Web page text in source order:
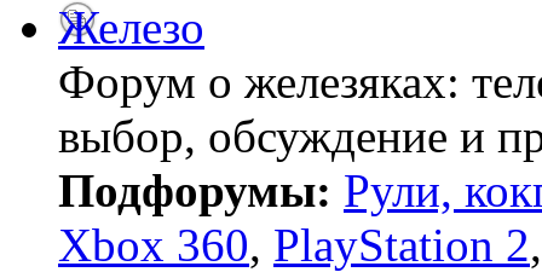
Железо
Форум о железяках:
выбор, обсуждение и
Подфорумы: Рули,
Xbox 360, PlayStation 2